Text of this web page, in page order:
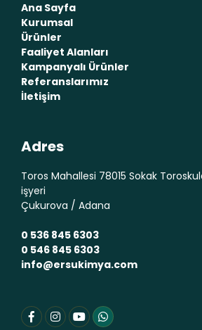
Ana Sayfa
Kurumsal
Ürünler
Faaliyet Alanları
Kampanyalı Ürünler
Referanslarımız
İletişim
Adres
Toros Mahallesi 78015 Sokak
işyeri
Çukurova / Adana
0 536 845 6303
0 546 845 6303
info@ersukimya.com